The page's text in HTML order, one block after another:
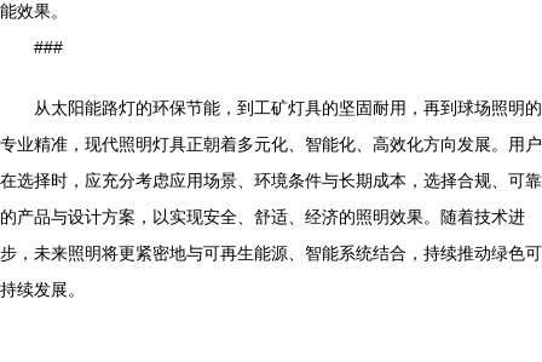
能效果。
###
从太阳能路灯的环保节能，到工矿灯具的坚固耐用，再到球场照明的
专业精准，现代照明灯具正朝着多元化、智能化、高效化方向发展。用户
在选择时，应充分考虑应用场景、环境条件与长期成本，选择合规、可靠
的产品与设计方案，以实现安全、舒适、经济的照明效果。随着技术进
步，未来照明将更紧密地与可再生能源、智能系统结合，持续推动绿色可
持续发展。